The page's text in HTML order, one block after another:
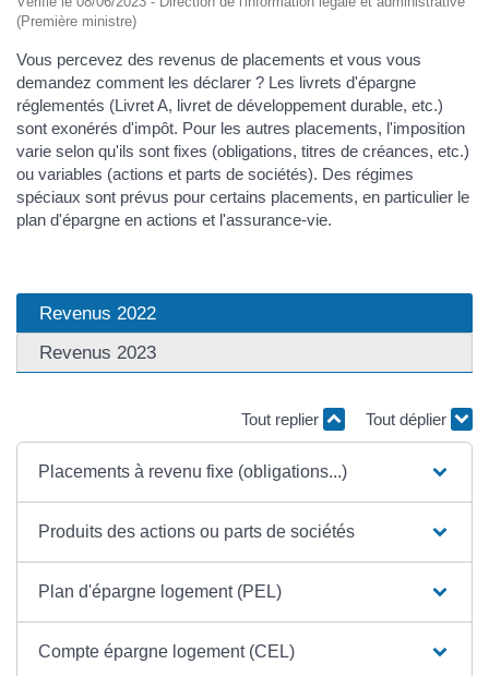
(Première ministre)
Vous percevez des revenus de placements et vous vous
demandez comment les déclarer ? Les livrets d'épargne
réglementés (Livret A, livret de développement durable, etc.)
sont exonérés d'impôt. Pour les autres placements, l'imposition
varie selon qu'ils sont fixes (obligations, titres de créances, etc.)
ou variables (actions et parts de sociétés). Des régimes
spéciaux sont prévus pour certains placements, en particulier le
plan d'épargne en actions et l'assurance-vie.
Revenus 2022
Revenus 2023
Tout replier Tout déplier
Placements à revenu fixe (obligations...)
Produits des actions ou parts de sociétés
Plan d'épargne logement (PEL)
Compte épargne logement (CEL)